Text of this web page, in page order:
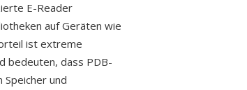
E-Reader
auf Geräten wie
ist extreme
bedeuten, dass PDB-
und